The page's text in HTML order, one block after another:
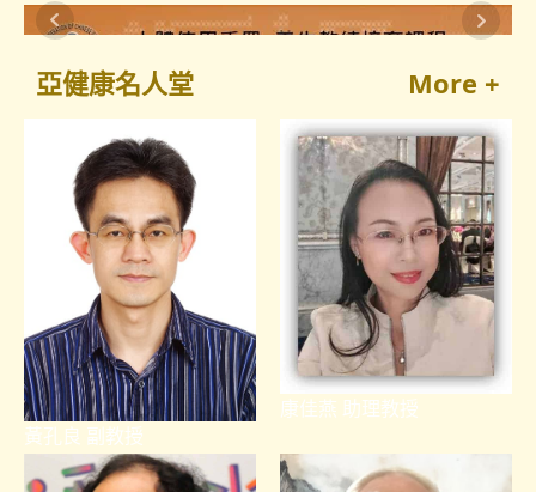
亞健康名人堂 More +
黃孔良 副教授
康佳燕 助理教授